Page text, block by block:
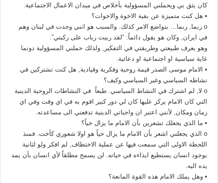
كان يثق بي ويحملني المسؤولية بأخلاص في ميدان الاعمال الاجتماعية.
• هل كنت متميزة عن بقية الاخوة والاخوات؟
o ربما, ربما… بتواضع الامر كذلك. والسبب هو انني وجدت في لبنان وهم
في ايران, وكان هو يقول دائماً: “لقد ربيت رباب على ركبتي”.
وهو يعرف طبيعتي وطريقتي في التفكير, ولذلك حملني المسؤولية دونما
غاية سياسية او اجتماعية او دعائية.
• الامام موسى الصدر قيمة روحية وفكرية وقيادية, هل كنت تشتركين في
نشاطه السياسي وغير السياسي وكيف؟
o لا, لم اشترك في النشاط السياسي. طبعاً في النشاطات الروحية الدينية
التي كان الامام يركز عليها كان لي دور كبير اقوم به في اي وقت وفي اي
زمان ومكان, لأنني اعتبر ان واجباتي الدينية تدفعني الى مساعدته.
• ما الذي يجعلك تشعرين بأن الامام ما يزال حياً؟
o الذي يجعلني اشعر بأن الامام ما يزال حياً هو اولا شعوري كأخت. فمنذ
اللحظة الاولى التي سمعت فيها عن عملية الاختطاف, لم افكر ولو لثانية
بوجود انسان يستطيع ايذاءه في حياته. لن يسمح مطلقاً لأي انسان بأن يمد
يده اليه.
• وهل يملك الامام هذه القوة المانعة؟